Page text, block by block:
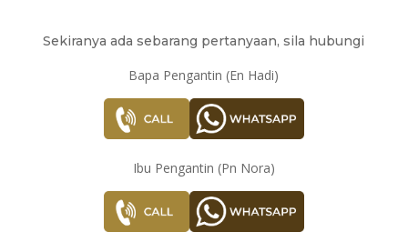
Sekiranya ada sebarang pertanyaan, sila hubungi
Bapa Pengantin (En Hadi)
Ibu Pengantin (Pn Nora)